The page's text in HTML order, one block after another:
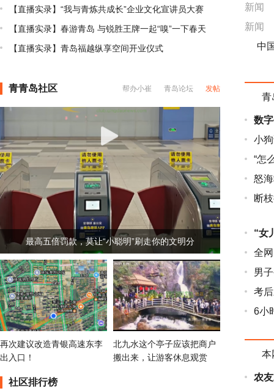
【直播实录】“我与青炼共成长”企业文化宣讲员大赛
【直播实录】春游青岛 与锐胜王牌一起“嗅”一下春天
【直播实录】青岛福越纵享空间开业仪式
新闻
新闻
发帖
青岛论坛
帮办小崔
青青岛社区
最高五倍罚款，莫让“小聪明”刷走你的文明分
再次建议改造青银高速东李
出入口！
北九水这个亭子应该把商户
搬出来，让游客休息观赏
社区排行榜
青
数字
小狗
“怎
怒海救
断
“女
全
男子
考后
6小时
本
农友